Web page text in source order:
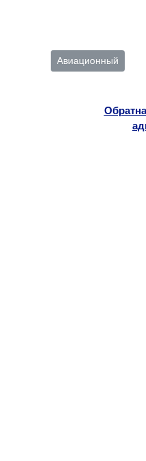
Авиационный